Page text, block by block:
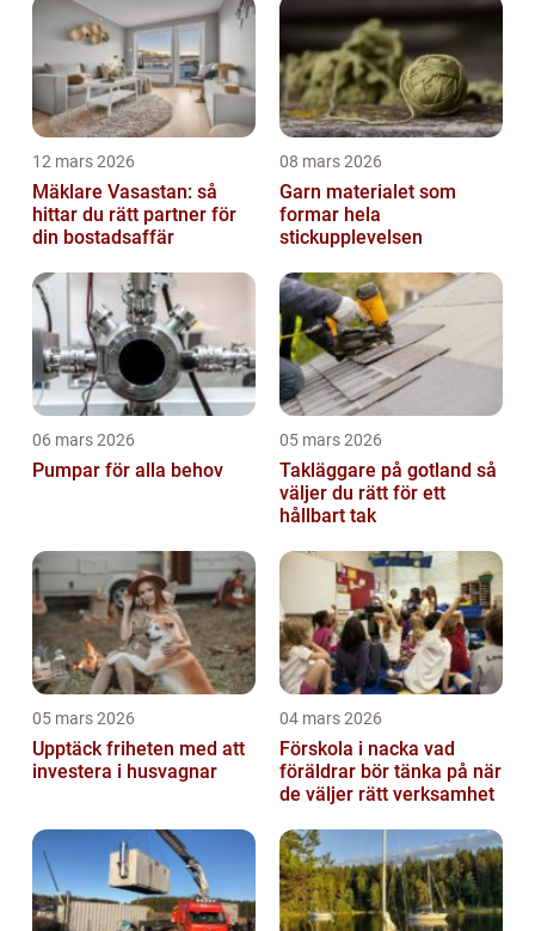
12 mars 2026
Mäklare Vasastan: så
hittar du rätt partner för
din bostadsaffär
08 mars 2026
Garn materialet som
formar hela
stickupplevelsen
06 mars 2026
Pumpar för alla behov
05 mars 2026
Takläggare på gotland så
väljer du rätt för ett
hållbart tak
05 mars 2026
Upptäck friheten med att
investera i husvagnar
04 mars 2026
Förskola i nacka vad
föräldrar bör tänka på när
de väljer rätt verksamhet